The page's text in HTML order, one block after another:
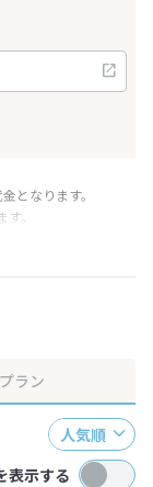
となります。
。
更新されます。最
プラン
人気順
表示する